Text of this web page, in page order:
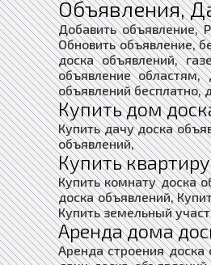
Объявления,
Добавить объявление,
Обновить объявление,
доска объявлений,
объявление областям,
объявлений бесплатно,
Купить дом
Купить дачу доска
объявлений,
Купить
Купить комнату доска
доска объявлений,
Купить земельный
Аренда дома
Аренда строения